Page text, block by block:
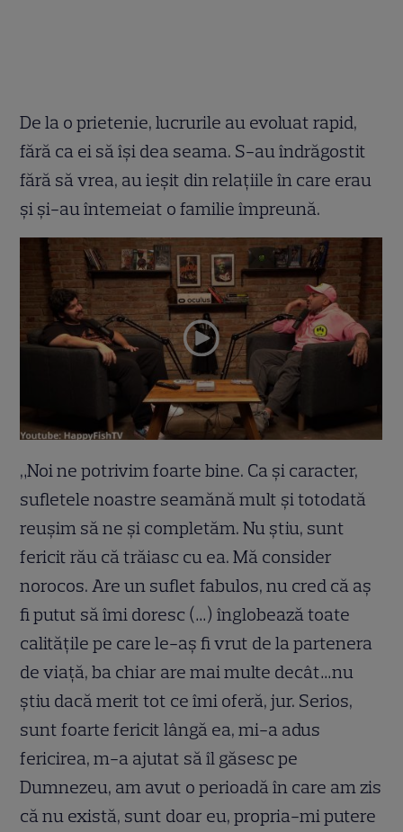
De la o prietenie, lucrurile au evoluat rapid,
fără ca ei să își dea seama. S-au îndrăgostit
fără să vrea, au ieșit din relațiile în care erau
și și-au întemeiat o familie împreună.
„Noi ne potrivim foarte bine. Ca și caracter,
sufletele noastre seamănă mult și totodată
reușim să ne și completăm. Nu știu, sunt
fericit rău că trăiasc cu ea. Mă consider
norocos. Are un suflet fabulos, nu cred că aș
fi putut să îmi doresc (…) înglobează toate
calitățile pe care le-aș fi vrut de la partenera
de viață, ba chiar are mai multe decât…nu
știu dacă merit tot ce îmi oferă, jur. Serios,
sunt foarte fericit lângă ea, mi-a adus
fericirea, m-a ajutat să îl găsesc pe
Dumnezeu, am avut o perioadă în care am zis
că nu există, sunt doar eu, propria-mi putere